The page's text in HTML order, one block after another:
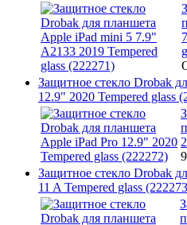
Защитное стекло Drobak
12.9" 2020 Tempered glass
Защитное стекло Drobak
11 A Tempered glass